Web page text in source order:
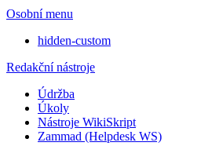
Osobní menu
hidden-custom
Redakční nástroje
Údržba
Úkoly
Nástroje WikiSkript
Zammad (Helpdesk WS)